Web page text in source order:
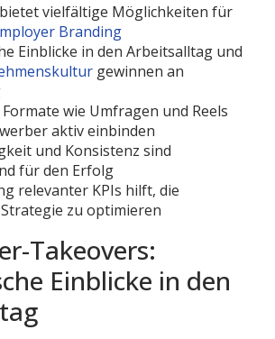
vielfältige Möglichkeiten für
Branding
Einblicke in den Arbeitsalltag und
gewinnen an
wie Umfragen und Reels
aktiv einbinden
und Konsistenz sind
für den Erfolg
relevanter KPIs hilft, die
zu optimieren
Takeovers:
Einblicke in den